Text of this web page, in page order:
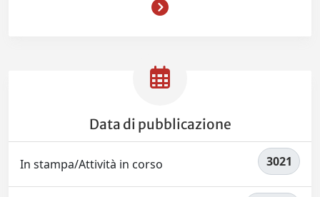
Data di pubblicazione
In stampa/Attività in corso 3021